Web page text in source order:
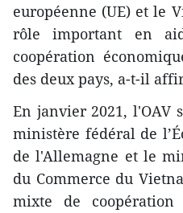
européenne (UE) et le
rôle important en
coopération
des deux pays, a-t-il
En janvier 2021, l'OAV
ministère fédéral de
de l'Allemagne et le
du Commerce du
mixte de coopération